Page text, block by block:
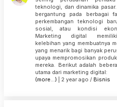
teknologi, dan dinamika
bergantung pada berbagai
perkembangan teknologi
sosial, atau kondisi
Marketing digital
kelebihan yang membuatnya
yang menarik bagi banyak
upaya mempromosikan
mereka. Berikut adalah
utama dari marketing digital:
(more…) | 2 year ago / Bisnis